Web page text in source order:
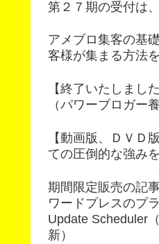
第２７期の受付は
アメブロ集客の基
客様が集まる方法
【終了いたしまし
（パワーブロガー
【動画版、ＤＶＤ
ての圧倒的な強み
期間限定販売の記
ワードプレスのプ
Update Scheduler
新）